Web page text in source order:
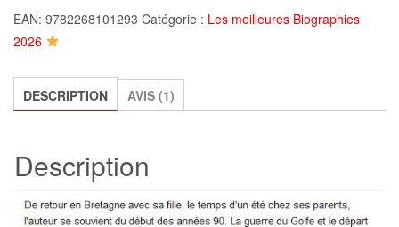
Une
jeunesse
fuite,
d'Arnaud
EAN: 9782268101293 Catégorie : Les meilleures Biographies
2026
DESCRIPTION AVIS (1)
Description